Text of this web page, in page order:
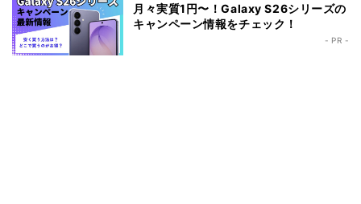
月々実質1円〜！Galaxy S26シリーズの
キャンペーン情報をチェック！
- PR -